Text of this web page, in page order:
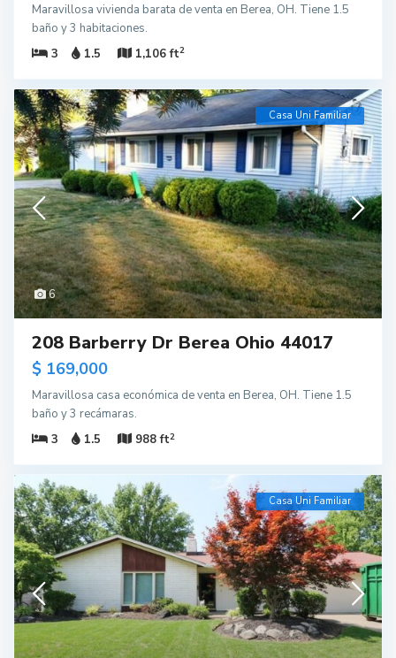
Maravillosa vivienda barata de venta en Berea, OH. Tiene 1.5
baño y 3 habitaciones.
3
1.5 1,106 ft2
6
Casa Uni Familiar
208 Barberry Dr Berea Ohio 44017
$ 169,000
Maravillosa casa económica de venta en Berea, OH. Tiene 1.5
baño y 3 recámaras.
3
1.5 988 ft2
Casa Uni Familiar